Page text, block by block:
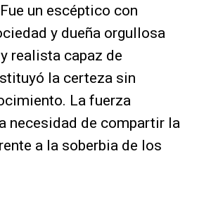
un escéptico con
y dueña orgullosa
realista capaz de
la certeza sin
La fuerza
necesidad de compartir la
a la soberbia de los